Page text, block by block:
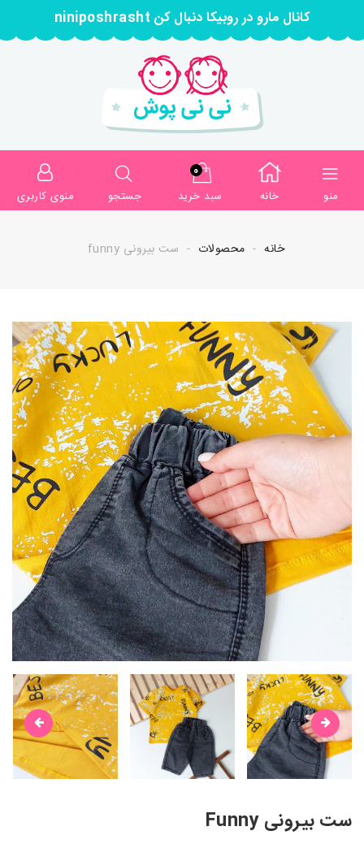
کانال مارو در روبیکا دنبال کن niniposhrasht
منو خانه
0
سبد خرید
جستجو منوی کاربری
خانه محصولات ست بیرونی funny
ست بیرونی Funny